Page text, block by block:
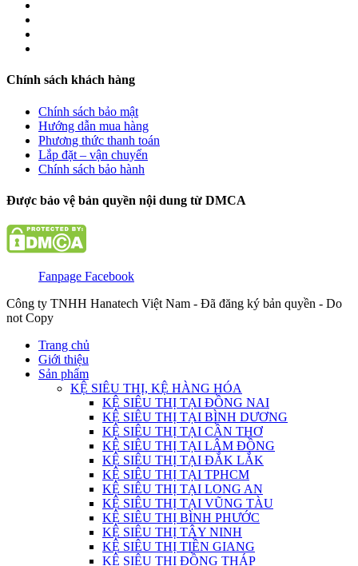
Chính sách khách hàng
Chính sách bảo mật
Hướng dẫn mua hàng
Phương thức thanh toán
Lắp đặt – vận chuyển
Chính sách bảo hành
Được bảo vệ bản quyền nội dung từ DMCA
Fanpage Facebook
Công ty TNHH Hanatech Việt Nam - Đã đăng ký bản quyền - Do
not Copy
Trang chủ
Giới thiệu
Sản phẩm
KỆ SIÊU THỊ, KỆ HÀNG HÓA
KỆ SIÊU THỊ TẠI ĐỒNG NAI
KỆ SIÊU THỊ TẠI BÌNH DƯƠNG
KỆ SIÊU THỊ TẠI CẦN THƠ
KỆ SIÊU THỊ TẠI LÂM ĐỒNG
KỆ SIÊU THỊ TẠI ĐẮK LẮK
KỆ SIÊU THỊ TẠI TPHCM
KỆ SIÊU THỊ TẠI LONG AN
KỆ SIÊU THỊ TẠI VŨNG TÀU
KỆ SIÊU THỊ BÌNH PHƯỚC
KỆ SIÊU THỊ TÂY NINH
KỆ SIÊU THỊ TIỀN GIANG
KỆ SIÊU THỊ ĐỒNG THÁP